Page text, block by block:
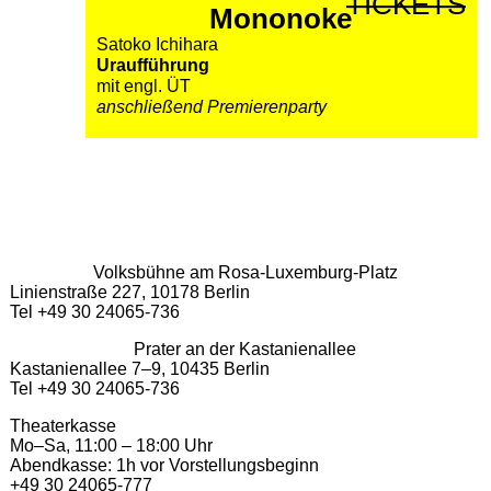
Mononoke
Satoko Ichihara
Uraufführung
mit engl. ÜT
anschließend Premierenparty
Volksbühne am Rosa-Luxemburg-Platz
Linienstraße 227, 10178 Berlin
Tel +49 30 24065-736
Prater an der Kastanienallee
Kastanienallee 7–9, 10435 Berlin
Tel +49 30 24065-736
Theaterkasse
Mo–Sa, 11:00 – 18:00 Uhr
Abendkasse: 1h vor Vorstellungsbeginn
+49 30 24065-777